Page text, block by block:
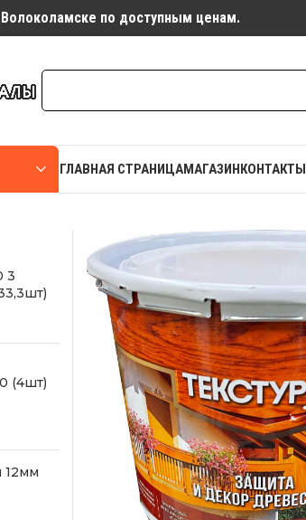
по доступным ценам.
ГЛАВНАЯ СТРАНИЦАМАГАЗИНКОНТАКТЫ
3
(4шт)
12мм